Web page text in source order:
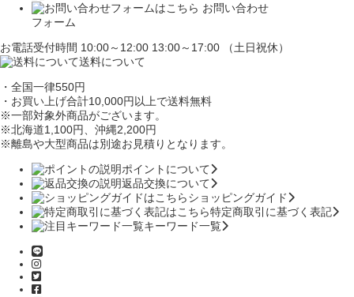
お問い合わせ
フォーム
お電話受付時間 10:00～12:00 13:00～17:00 （土日祝休）
送料について
・全国一律550円
・お買い上げ合計10,000円 以上で送料無料
※一部対象外商品がございます。
※北海道1,100円
、沖縄2,200円
※離島や大型商品は別途お見積りとなります。
ポイントについて
返品交換について
ショッピングガイド
特定商取引に基づく表記
キーワード一覧